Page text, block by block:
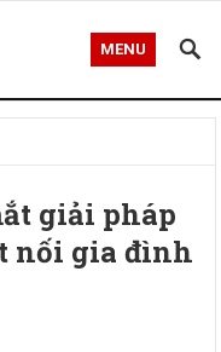
MENU
giải pháp
nối gia đình